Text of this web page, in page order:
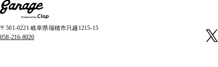
〒501-0221 岐阜県瑞穂市只越1215-15
058-216-8020